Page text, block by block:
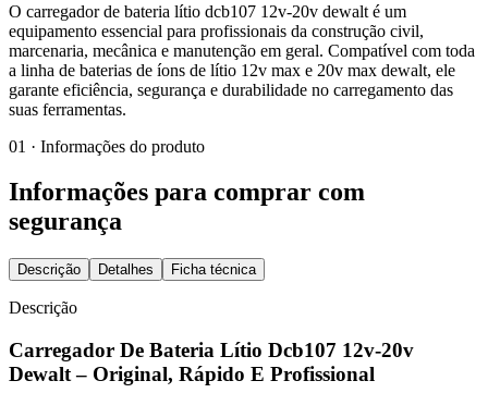
O carregador de bateria lítio dcb107 12v-20v dewalt é um
equipamento essencial para profissionais da construção civil,
marcenaria, mecânica e manutenção em geral. Compatível com toda
a linha de baterias de íons de lítio 12v max e 20v max dewalt, ele
garante eficiência, segurança e durabilidade no carregamento das
suas ferramentas.
01 · Informações do produto
Informações para comprar com
segurança
Descrição Detalhes Ficha técnica
Descrição
Carregador De Bateria Lítio Dcb107 12v-20v
Dewalt – Original, Rápido E Profissional